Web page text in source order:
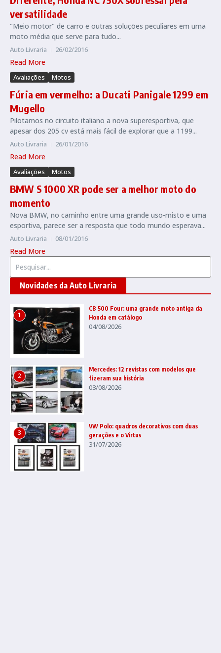
versatilidade
"Meio motor" de carro e outras soluções peculiares em uma
moto média que serve para tudo...
Auto Livraria 26/02/2016
Read More
Avaliações Motos
Fúria em vermelho: a Ducati Panigale 1299 em
Mugello
Pilotamos no circuito italiano a nova superesportiva, que
apesar dos 205 cv está mais fácil de explorar que a 1199...
Auto Livraria 26/01/2016
Read More
Avaliações Motos
BMW S 1000 XR pode ser a melhor moto do
momento
Nova BMW, no caminho entre uma grande uso-misto e uma
esportiva, parece ser a resposta que todo mundo esperava...
Auto Livraria 08/01/2016
Read More
Novidades da Auto Livraria
1
CB 500 Four: uma grande moto antiga da
Honda em catálogo
04/08/2026
2
Mercedes: 12 revistas com modelos que
fizeram sua história
03/08/2026
3
VW Polo: quadros decorativos com duas
gerações e o Virtus
31/07/2026